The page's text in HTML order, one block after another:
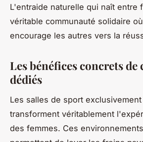
L'entraide naturelle qui naît entre
véritable communauté solidaire
encourage les autres vers la
Les bénéfices concrets de
dédiés
Les salles de sport
transforment véritablement
des femmes. Ces